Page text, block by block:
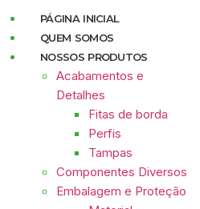
PÁGINA INICIAL
QUEM SOMOS
NOSSOS PRODUTOS
Acabamentos e
Detalhes
Fitas de borda
Perfis
Tampas
Componentes Diversos
Embalagem e Proteção